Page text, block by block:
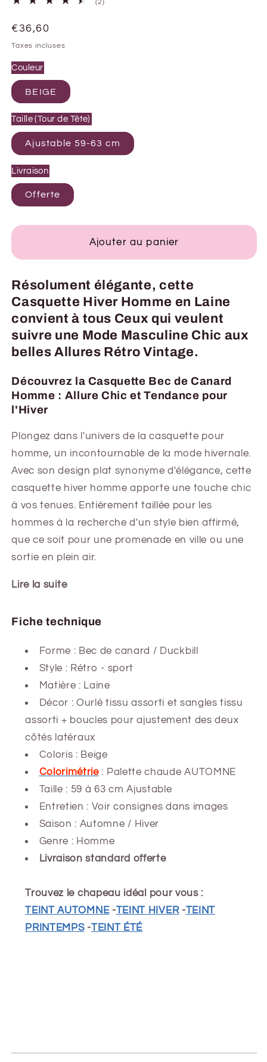
(2)2
Prix
habituel
€36,60
Taxes incluses
Couleur
BEIGE
Taille (Tour de Tête)
Ajustable 59-63 cm
Livraison
Offerte
Ajouter au panier
Résolument élégante, cette
Casquette Hiver Homme en Laine
convient à tous Ceux qui veulent
suivre une Mode Masculine Chic aux
belles Allures Rétro Vintage.
Découvrez la Casquette Bec de Canard
Homme : Allure Chic et Tendance pour
l'Hiver
Plongez dans l'univers de la casquette pour
homme, un incontournable de la mode hivernale.
Avec son design plat synonyme d'élégance, cette
casquette hiver homme apporte une touche chic
à vos tenues. Entièrement taillée pour les
hommes à la recherche d'un style bien affirmé,
que ce soit pour une promenade en ville ou une
sortie en plein air.
Lire la suite
Fiche technique
Forme : Bec de canard / Duckbill
Style : Rétro - sport
Matière : Laine
Décor : Ourlé tissu assorti et sangles tissu
assorti + boucles pour ajustement des deux
côtés latéraux
Coloris : Beige
Colorimétrie : Palette chaude AUTOMNE
Taille : 59 à 63 cm Ajustable
Entretien : Voir consignes dans images
Saison : Automne / Hiver
Genre : Homme
Livraison standard offerte
Trouvez le chapeau idéal pour vous :
TEINT AUTOMNE-TEINT HIVER-TEINT
PRINTEMPS-TEINT ÉTÉ